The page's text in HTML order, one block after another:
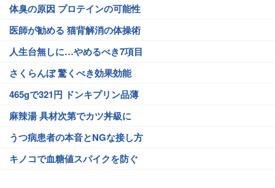
体臭の原因 プロテインの可能性
医師が勧める 猫背解消の体操術
人生台無しに…やめるべき7項目
さくらんぼ 驚くべき効果効能
465gで321円 ドンキプリン品薄
麻辣湯 具材次第でカツ丼級に
うつ病患者の本音とNGな接し方
キノコで血糖値スパイクを防ぐ